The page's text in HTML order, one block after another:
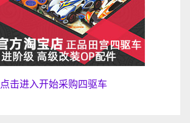
点击进入开始采购四驱车